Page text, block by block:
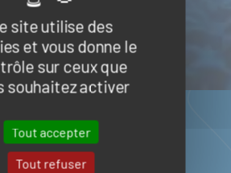
site utilise des
et vous donne le
sur ceux que
souhaitez activer
Tout accepter
Tout refuser